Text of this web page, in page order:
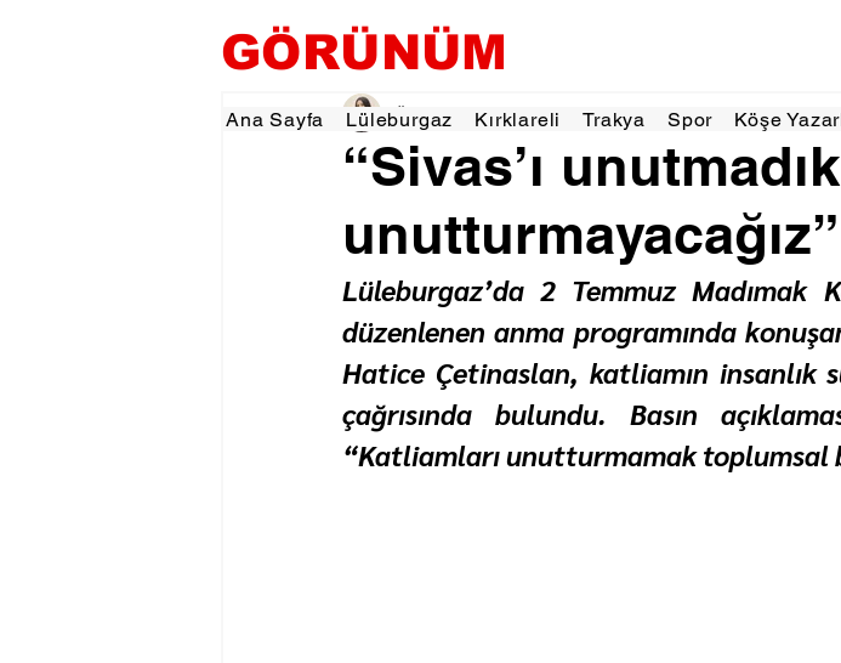
GÖRÜNÜM
Ana Sayfa Lüleburgaz Kırklareli Trakya Spor Köşe
“Sivas’ı
unutturmayacağız”
Özlem KARAKOYUN 4 Tem2 dakikada okunur
Lüleburgaz’da 2 Temmuz Madımak
düzenlenen anma programında
Hatice Çetinaslan, katliamın
çağrısında bulundu. Basın
“Katliamları unutturmamak